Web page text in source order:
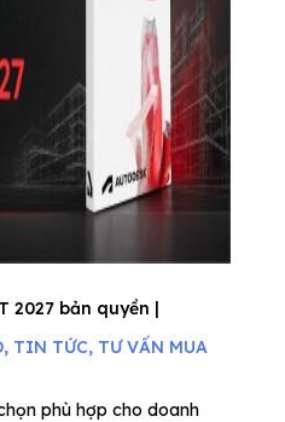
2027 bản quyền |
, TIN TỨC, TƯ VẤN MUA
phù hợp cho doanh